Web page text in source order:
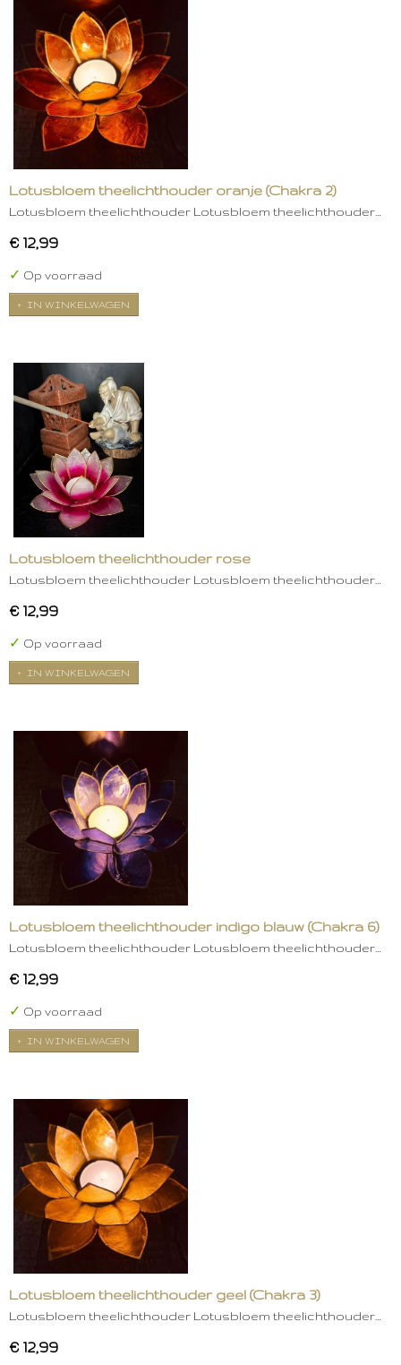
Lotusbloem theelichthouder oranje (Chakra 2)
Lotusbloem theelichthouder Lotusbloem theelichthouder…
€ 12,99
✓ Op voorraad
IN WINKELWAGEN
Lotusbloem theelichthouder rose
Lotusbloem theelichthouder Lotusbloem theelichthouder…
€ 12,99
✓ Op voorraad
IN WINKELWAGEN
Lotusbloem theelichthouder indigo blauw (Chakra 6)
Lotusbloem theelichthouder Lotusbloem theelichthouder…
€ 12,99
✓ Op voorraad
IN WINKELWAGEN
Lotusbloem theelichthouder geel (Chakra 3)
Lotusbloem theelichthouder Lotusbloem theelichthouder…
€ 12,99